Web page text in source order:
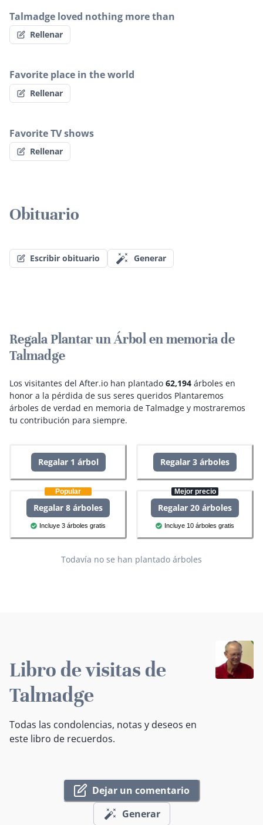
Talmadge loved nothing more than
Rellenar
Favorite place in the world
Rellenar
Favorite TV shows
Rellenar
Obituario
Escribir obituario Generar
Regala Plantar un Árbol en memoria de
Talmadge
Los visitantes del After.io han plantado 62,194 árboles en
honor a la pérdida de sus seres queridos Plantaremos
árboles de verdad en memoria de Talmadge y mostraremos
tu contribución para siempre.
Regalar 1 árbol Regalar 3 árboles
Popular
Regalar 8 árboles
Incluye 3 árboles gratis
Mejor precio
Regalar 20 árboles
Incluye 10 árboles gratis
Todavía no se han plantado árboles
Libro de visitas de
Talmadge
Todas las condolencias, notas y deseos en
este libro de recuerdos.
Dejar un comentario
Generar